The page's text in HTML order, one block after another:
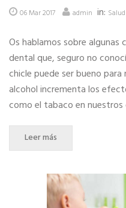
06 Mar 2017 admin in:
Os hablamos sobre algunas
dental que, seguro no
chicle puede ser bueno
alcohol incrementa los
como el tabaco en nuestros
Leer más